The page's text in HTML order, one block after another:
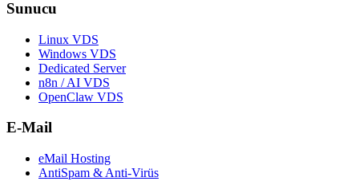
Sunucu
Linux VDS
Windows VDS
Dedicated Server
n8n / AI VDS
OpenClaw VDS
E-Mail
eMail Hosting
AntiSpam & Anti-Virüs